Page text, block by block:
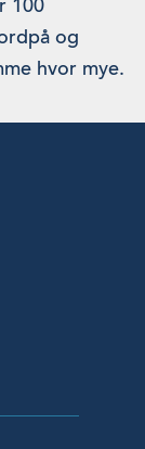
100
og
hvor mye.